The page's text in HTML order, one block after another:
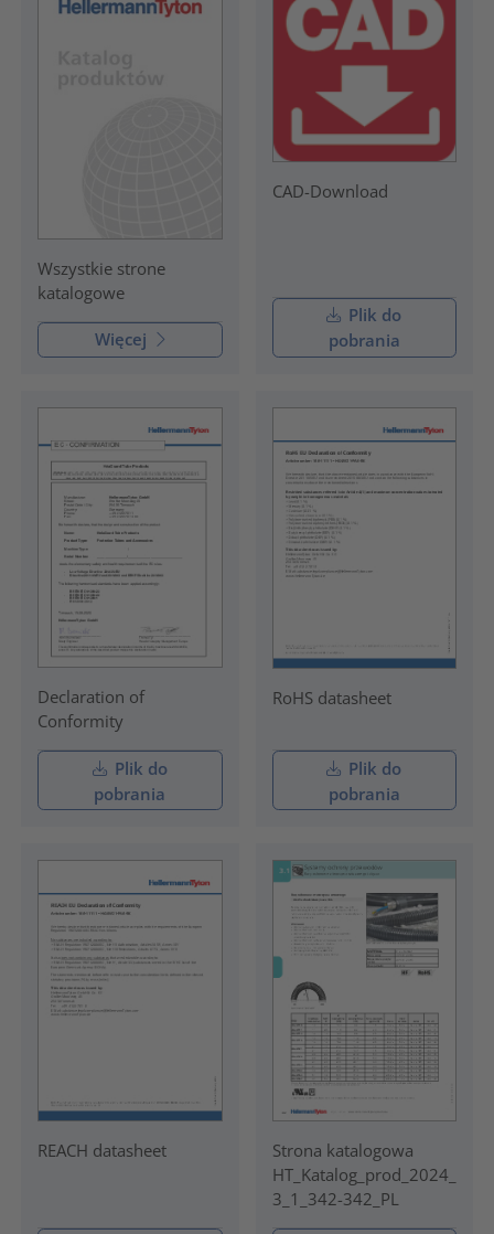
Wszystkie strone
katalogowe
Więcej
CAD-Download
Plik do
pobrania
Declaration of
Conformity
Plik do
pobrania
RoHS datasheet
Plik do
pobrania
REACH datasheet
Strona katalogowa
HT_Katalog_prod_2024_
3_1_342-342_PL